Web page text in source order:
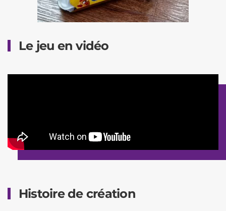
Le jeu en vidéo
Histoire de création